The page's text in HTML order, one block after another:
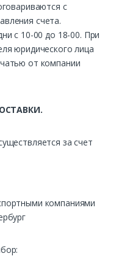
с
счета.
с 10-00 до 18-00. При
юридического лица
от компании
за счет
компаниями